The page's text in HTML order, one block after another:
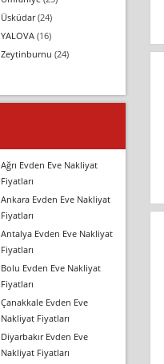
Üsküdar(24)
YALOVA (16)
Zeytinburnu (24)
Ağrı Evden Eve Nakliyat
Fiyatları
Ankara Evden Eve Nakliyat
Fiyatları
Antalya Evden Eve Nakliyat
Fiyatları
Bolu Evden Eve Nakliyat
Fiyatları
Çanakkale Evden Eve
Nakliyat Fiyatları
Diyarbakır Evden Eve
Nakliyat Fiyatları